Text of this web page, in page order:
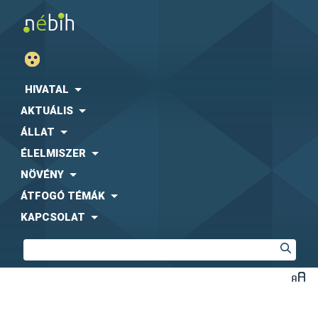
HIVATAL
AKTUÁLIS
ÁLLAT
ÉLELMISZER
NÖVÉNY
ÁTFOGÓ TÉMÁK
KAPCSOLAT